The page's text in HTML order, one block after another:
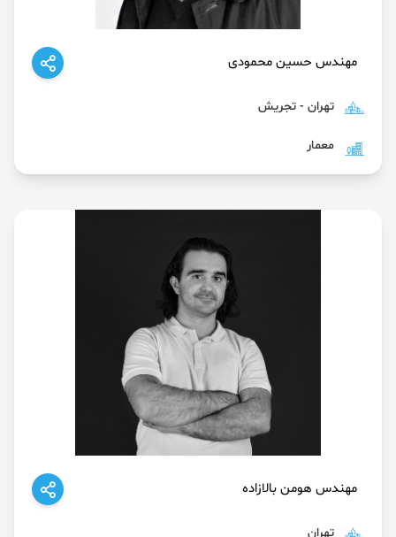
مهندس حسین محمودی
تهران - تجریش
معمار
مهندس هومن بالازاده
تهران